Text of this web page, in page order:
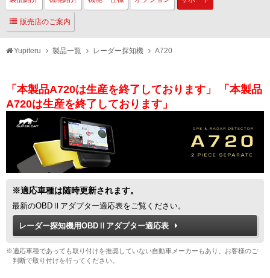
販売店のご案内
Yupiteru 製品一覧 レーダー探知機 A720
「本製品A720は生産を終了しております」
「本製品
A720は生産を終了しております」
※適応車種は随時更新されます。
最新のOBDⅡアダプター適応表をご覧ください。
レーダー探知機用OBDⅡアダプター適応表
※適応車種であっても取り付けを推奨していない自動車メーカーもあり、お客様のご
判断で取り付けを行ってください。